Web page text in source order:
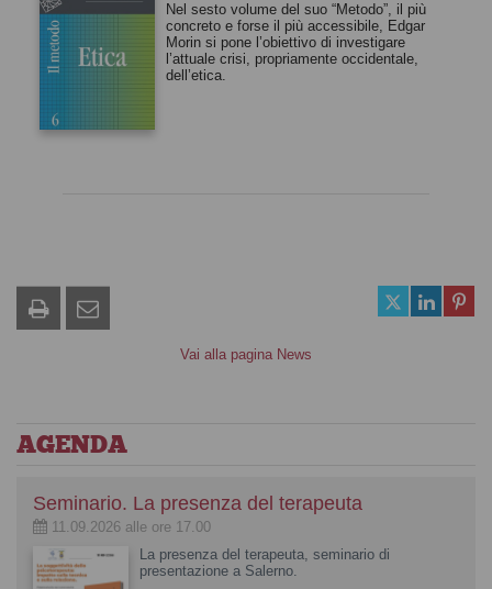
Nel sesto volume del suo “Metodo”, il più
concreto e forse il più accessibile, Edgar
Morin si pone l’obiettivo di investigare
l’attuale crisi, propriamente occidentale,
dell’etica.
Vai alla pagina News
AGENDA
Seminario. La presenza del terapeuta
11.09.2026 alle ore 17.00
La presenza del terapeuta, seminario di
presentazione a Salerno.